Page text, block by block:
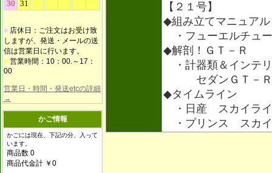
■ 店休日：ご注文はお受け致
しますが、発送・メールの送
信は営業日に行います。
■ 営業時間：10：00.～17：
00
営業日・時間・発送etcの詳細
→
かご情報
かごには現在、下記の分、入って
います。
商品数 0
商品代金計 ￥0
【２１号】
◆組み立てマニュアル
・フューエルチュ
◆解剖！ＧＴ－Ｒ
・計器類＆インテ
セダンＧＴ－Ｒ
◆タイムライン
・日産 スカイラ
・プリンス スカイ